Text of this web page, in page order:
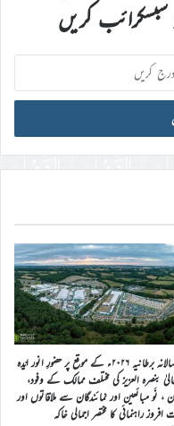
سبسکرائب کریں
جلسہ سالانہ برطانیہ ۲۰۲۶ء کے موقع پر حضورِ انور ایّدہ
بنصرہ العزیز کی مختلف ممالک کے وفود،
، نَو مبائعین اور نمائندگان سے ملاقاتوں اور
راہنمائی کا مختصر اجمالی خاکہ